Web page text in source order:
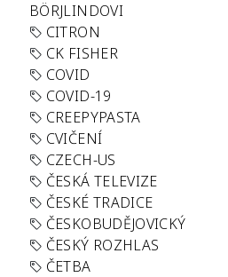
BÖRJLINDOVI
CITRON
CK FISHER
COVID
COVID-19
CREEPYPASTA
CVIČENÍ
CZECH-US
ČESKÁ TELEVIZE
ČESKÉ TRADICE
ČESKOBUDĚJOVICKÝ
ČESKÝ ROZHLAS
ČETBA